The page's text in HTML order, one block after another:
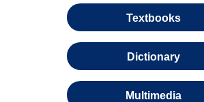
Textbooks
Dictionary
Multimedia